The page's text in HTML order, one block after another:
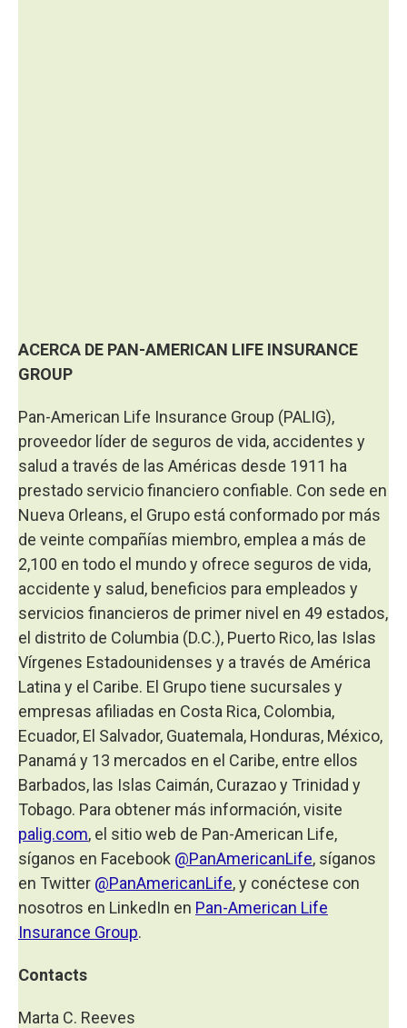
ACERCA DE PAN-AMERICAN LIFE INSURANCE
GROUP
Pan-American Life Insurance Group (PALIG),
proveedor líder de seguros de vida, accidentes y
salud a través de las Américas desde 1911 ha
prestado servicio financiero confiable. Con sede en
Nueva Orleans, el Grupo está conformado por más
de veinte compañías miembro, emplea a más de
2,100 en todo el mundo y ofrece seguros de vida,
accidente y salud, beneficios para empleados y
servicios financieros de primer nivel en 49 estados,
el distrito de Columbia (D.C.), Puerto Rico, las Islas
Vírgenes Estadounidenses y a través de América
Latina y el Caribe. El Grupo tiene sucursales y
empresas afiliadas en Costa Rica, Colombia,
Ecuador, El Salvador, Guatemala, Honduras, México,
Panamá y 13 mercados en el Caribe, entre ellos
Barbados, las Islas Caimán, Curazao y Trinidad y
Tobago. Para obtener más información, visite
palig.com, el sitio web de Pan-American Life,
síganos en Facebook @PanAmericanLife, síganos
en Twitter @PanAmericanLife, y conéctese con
nosotros en LinkedIn en Pan-American Life
Insurance Group.
Contacts
Marta C. Reeves